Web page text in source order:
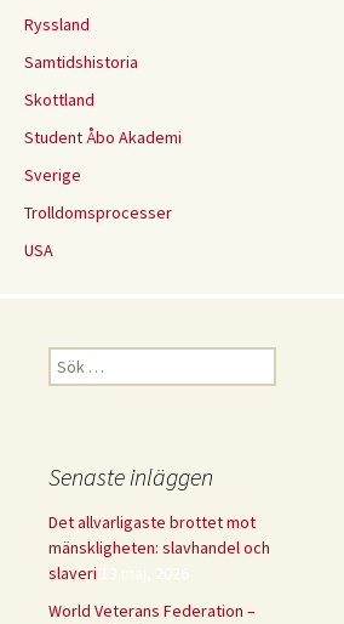
Ryssland
Samtidshistoria
Skottland
Student Åbo Akademi
Sverige
Trolldomsprocesser
USA
Sök
efter:
Senaste inläggen
Det allvarligaste brottet mot
mänskligheten: slavhandel och
slaveri 13 maj, 2026
World Veterans Federation –